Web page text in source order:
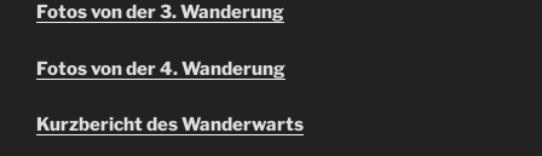
Fotos von der 3. Wanderung
Fotos von der 4. Wanderung
Kurzbericht des Wanderwarts